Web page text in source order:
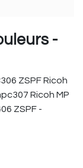
-
ZSPF Ricoh
Ricoh MP
ZSPF -